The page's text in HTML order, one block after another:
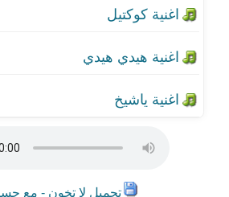
تحميل لا تخون - مع